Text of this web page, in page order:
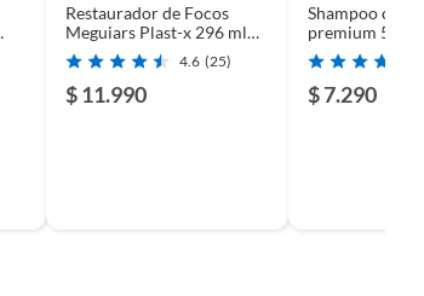
Restaurador de Focos
Meguiars Plast-x 296 ml
Elimina Opacidad4.6 (25)
$ 11.990
Shampoo
premium 500
$ 7.290